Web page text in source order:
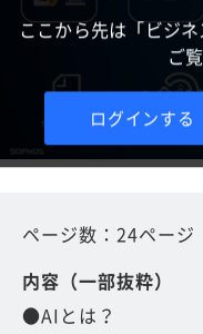
ここから先は「ビジ
ご
ログインする
ページ数：24ページ
内容（一部抜粋）
●AIとは？